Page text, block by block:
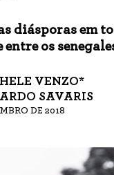
diásporas em
os
VENZO*
SAVARIS
DE 2018